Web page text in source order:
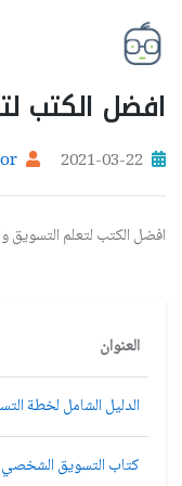
افضل الكتب
2021-03-22
افضل الكتب لتعلم التسويق
العنوان
الدليل الشامل لخطة
كتاب التسويق الشخصي